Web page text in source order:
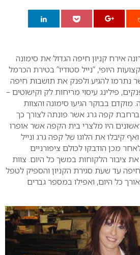
אירח קניון חיפה הגדול את סימונה
היופי, “נייל סטודיו” בטירת הכרמל
נתרמו להגיע ולפנק את תושבות חיפה
פילינג עיסוי מריחות לק וקישוטים –
מוקדם בבוקר הגיעו סימונה והצוות
קפה גרג אשר פונתה לצורך כך
היו מלצרי בית הקפה אשר אופרו
קיבלו את הלוגו של קפה גרג ונייל
מכן הודבקו לכולם ציפורניים
ציבור הלקוחות במשך כל היום. צוות
עד שעת סגירת הקניון והספיק לטפל
כל היום, ואפילו במספר גברים